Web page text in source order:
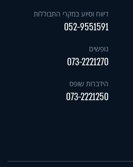
דיווח וסיוע במקרי התבוללות
052-9551591
נופשים
073-2221270
הידברות שופס
073-2221250